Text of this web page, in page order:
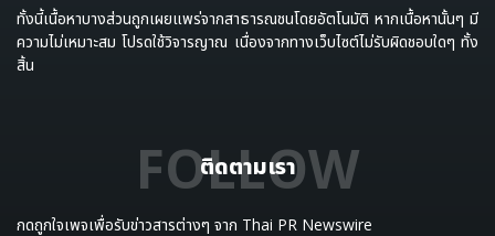
ทั้งนี้เนื้อหาบางส่วนถูกเผยแพร่จากสาธารณชนโดยอัตโนมัติ หากเนื้อหานั้นๆ มี
ความไม่เหมาะสม โปรดใช้วิจารญาณ เนื่องจากทางเว็บไซต์ไม่รับผิดชอบใดๆ ทั้ง
สิ้น
ติดตามเรา
FOLLOW
กดถูกใจเพจเพื่อรับข่าวสารต่างๆ จาก Thai PR Newswire